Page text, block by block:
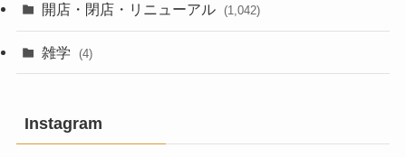
開店・閉店・リニューアル (1,042)
雑学 (4)
Instagram